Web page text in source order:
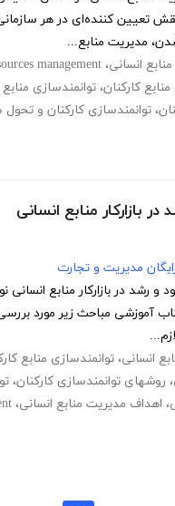
نقش تعیین کننده‌ای در هر
مدیریت منابع...
انسانی، management
کارکنان، توانمندسازی
، توانمندسازی کارکنان و تحول
منابع انسانی
مدیریت و تجارت
رشد در بازارکار منابع
انسانی، توانمندسازی منابع
، روشهای توانمندسازی کارکنان،
، اهداف مدیریت منابع انسانی،